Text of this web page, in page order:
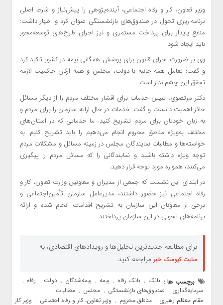
وزیر تعاون، کار و رفاه اجتماعی، آینده‌پژوهی را پیش‌نیاز و شرط اصلی
برنامه.ریزی تحول در صندوق‌های بازنشستگی عنوان کرد‌ و اظهار داشت:
منابع پایدار برای پرداخت مستمری و نیز اجرای طرح‌های توسعه‌محور
باید ایجاد شود.
وی بر ضرورت اجرای قانون برای پوشش همگانی بیمه در کشور تاکید کرد
و گفت: تعامل همه جانبه با دولت، مجلس و همه ارکان حاکمیت لازمه
تحقق این چشم‌انداز است.
دکتر مرتضوی، تبیین خدمات برای اقشار مختلف مردم را از دیگر مسائل
حائز اهمیت دانست و گفت: خدمات در حال ارائه سازمان را برای مردم و
به زبان خودتان برای مردم تشریح کنید. ما خدماتی که در استان‌های
مختلف به‌ویژه مناطق محروم انجام می‌دهیم را باید تشریح کنیم. به
خواسته‌ها و مطالبات نمایندگان مجلس در زمینه مسائل و مشکلات مردم
توجه ویژه داشته باشید و نمایندگانی را که مسائل مردم را پیگیری
می‌کنند، همواره مورد توجه قرار دهید.
در ابتدای این نشست که جمعی از مدیران و معاونین وزارت تعاون، کار و
رفاه اجتماعی نیز حضور داشتند، مدیرعامل سازمان تأمین‌اجتماعی و
برخی از معاونان این سازمان به تشریح اقدامات انجام شده و ارائه
برنامه‌های تحولی در این سازمان پرداختند.
برای مطالعه جدیدترین تحلیل‌ها و رویدادهای اقتصادی، به
سایت کیوسک خبر مراجعه کنید.
برچسب ها : بانک , بانک رفاه , بیمه , بیمه‌شدگان , دولت , رفاه ,
سرمایه‌گذاری , صندوق‌های بازنشستگی , مجلس , مطالبات ,
مقام معظم رهبری , مناطق محروم , وزیر تعاون، کار و رفاه اجتماعی , وزیر کار